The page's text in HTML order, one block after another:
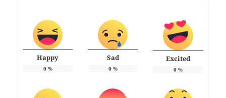
Happy
0%
Sad
0%
Excited
0%